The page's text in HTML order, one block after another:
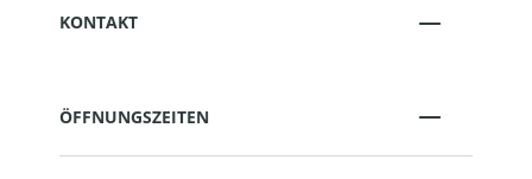
KONTAKT
ÖFFNUNGSZEITEN